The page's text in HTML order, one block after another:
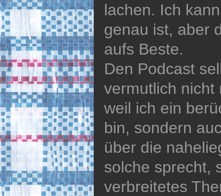
lachen. Ich
genau ist, aber
aufs Beste.
Den Podcast
vermutlich nicht
weil ich ein
bin, sondern
über die
solche sprecht,
verbreitetes